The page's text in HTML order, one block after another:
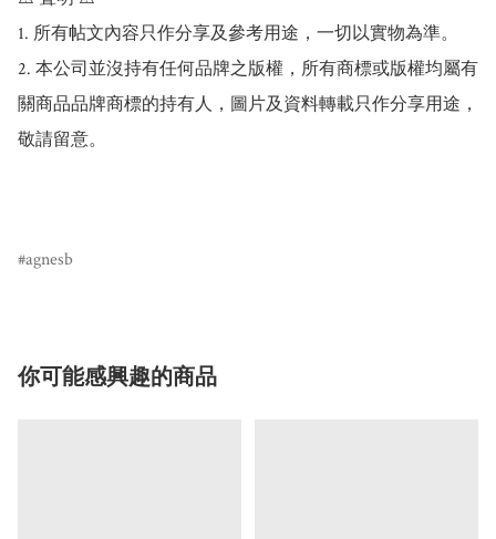
1. 所有帖文內容只作分享及參考用途，一切以實物為準。
2. 本公司並沒持有任何品牌之版權，所有商標或版權均屬有
關商品品牌商標的持有人，圖片及資料轉載只作分享用途，
敬請留意。
agnesb
你可能感興趣的商品